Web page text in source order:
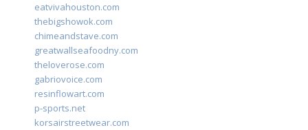
eatvivahouston.com
thebigshowok.com
chimeandstave.com
greatwallseafoodny.com
theloverose.com
gabriovoice.com
resinflowart.com
p-sports.net
korsairstreetwear.com